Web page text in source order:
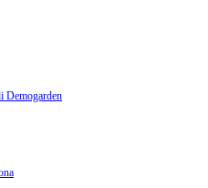
Demogarden